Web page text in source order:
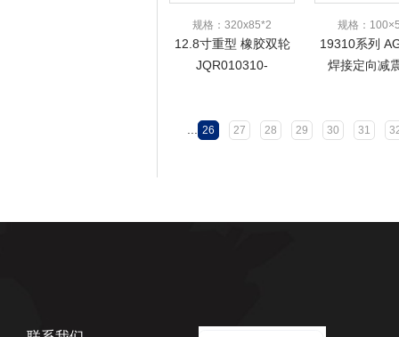
规格：320x85*2
12.8寸重型 橡胶双轮
JQR010310-
规格：
19310系列
焊接定向减
... 26 27 28 29 30 31